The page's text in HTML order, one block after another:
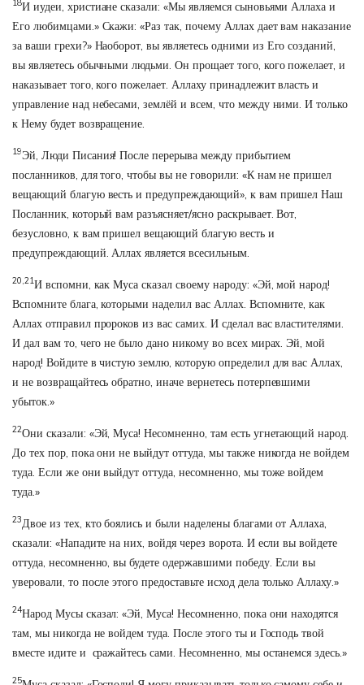
18И иудеи, христиане сказали: «Мы являемся сыновьями Аллаха и
Его любимцами.» Скажи: «Раз так, почему Аллах дает вам наказание
за ваши грехи?» Наоборот, вы являетесь одними из Его созданий,
вы являетесь обычными людьми. Он прощает того, кого пожелает, и
наказывает того, кого пожелает. Аллаху принадлежит власть и
управление над небесами, землёй и всем, что между ними. И только
к Нему будет возвращение.
19Эй, Люди Писания! После перерыва между прибытием
посланников, для того, чтобы вы не говорили: «К нам не пришел
вещающий благую весть и предупреждающий», к вам пришел Наш
Посланник, который вам разъясняет/ясно раскрывает. Вот,
безусловно, к вам пришел вещающий благую весть и
предупреждающий. Аллах является всесильным.
20,21И вспомни, как Муса сказал своему народу: «Эй, мой народ!
Вспомните блага, которыми наделил вас Аллах. Вспомните, как
Аллах отправил пророков из вас самих. И сделал вас властителями.
И дал вам то, чего не было дано никому во всех мирах. Эй, мой
народ! Войдите в чистую землю, которую определил для вас Аллах,
и не возвращайтесь обратно, иначе вернетесь потерпевшими
убыток.»
22Они сказали: «Эй, Муса! Несомненно, там есть угнетающий народ.
До тех пор, пока они не выйдут оттуда, мы также никогда не войдем
туда. Если же они выйдут оттуда, несомненно, мы тоже войдем
туда.»
23Двое из тех, кто боялись и были наделены благами от Аллаха,
сказали: «Нападите на них, войдя через ворота. И если вы войдете
оттуда, несомненно, вы будете одержавшими победу. Если вы
уверовали, то после этого предоставьте исход дела только Аллаху.»
24Народ Мусы сказал: «Эй, Муса! Несомненно, пока они находятся
там, мы никогда не войдем туда. После этого ты и Господь твой
вместе идите и сражайтесь сами. Несомненно, мы останемся здесь.»
25